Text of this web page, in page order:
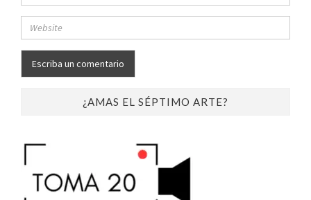
¿AMAS EL SÉPTIMO ARTE?